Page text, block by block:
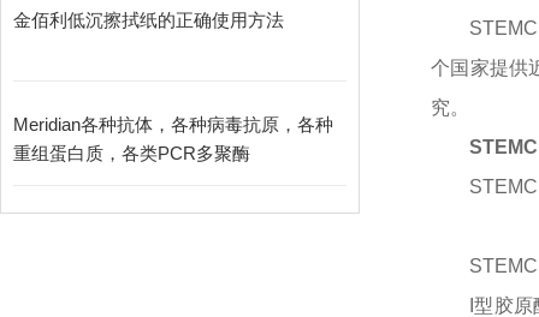
金佰利低沉擦拭纸的正确使用方法
Meridian各种抗体，各种病毒抗原，各种
重组蛋白质，各类PCR多聚酶
个国家提供
究。
I型胶